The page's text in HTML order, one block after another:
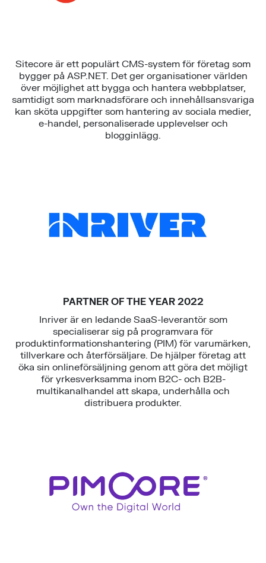
Sitecore är ett populärt CMS-system för företag som
bygger på ASP.NET. Det ger organisationer världen
över möjlighet att bygga och hantera webbplatser,
samtidigt som marknadsförare och innehållsansvariga
kan sköta uppgifter som hantering av sociala medier,
e-handel, personaliserade upplevelser och
blogginlägg.
PARTNER OF THE YEAR 2022
Inriver är en ledande SaaS-leverantör som
specialiserar sig på programvara för
produktinformationshantering (PIM) för varumärken,
tillverkare och återförsäljare. De hjälper företag att
öka sin onlineförsäljning genom att göra det möjligt
för yrkesverksamma inom B2C- och B2B-
multikanalhandel att skapa, underhålla och
distribuera produkter.